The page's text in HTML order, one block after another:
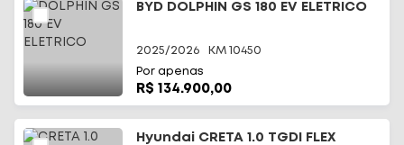
BYD DOLPHIN GS 180 EV ELETRICO
2025/2026 KM 10450
Por apenas
R$ 134.900,00
Hyundai CRETA 1.0 TGDI FLEX